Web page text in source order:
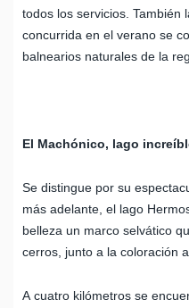
todos los servicios. También
concurrida en el verano se
balnearios naturales de la
El Machónico, lago
Se distingue por su
más adelante, el lago
belleza un marco selvático
cerros, junto a la coloración
A cuatro kilómetros se